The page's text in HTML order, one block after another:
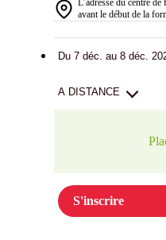
L’adresse du centre
avant le début de la
Du 7 déc. au 8 déc.
A DISTANCE
S'inscrire